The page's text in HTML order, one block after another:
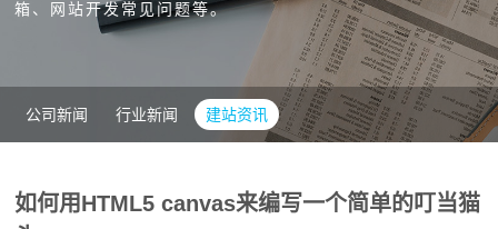
箱、网站开发常见问题等。
公司新闻 行业新闻 建站资讯
如何用HTML5 canvas来编写一个简单的叮当猫